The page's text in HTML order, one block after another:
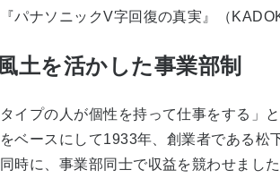
パナソニックV字回復の真実』（
土を活かした事業部制
イプの人が個性を持って仕事をする」
ベースにして1933年、創業者である
時に、事業部同士で収益を競わせました